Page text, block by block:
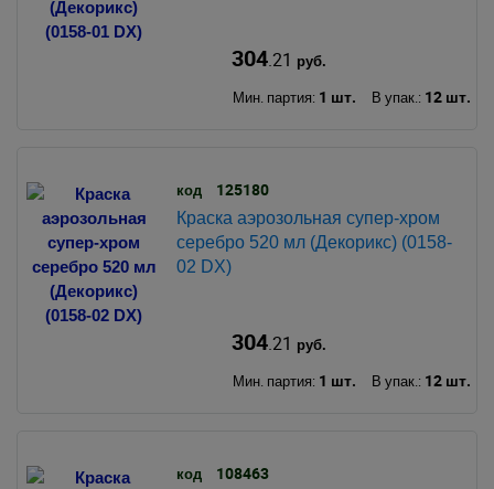
304.21 руб.
Мин. партия: 1 шт. В упак.: 12 шт.
код 125180
Краска аэрозольная супер-хром
серебро 520 мл (Декорикс) (0158-
02 DX)
304.21 руб.
Мин. партия: 1 шт. В упак.: 12 шт.
код 108463